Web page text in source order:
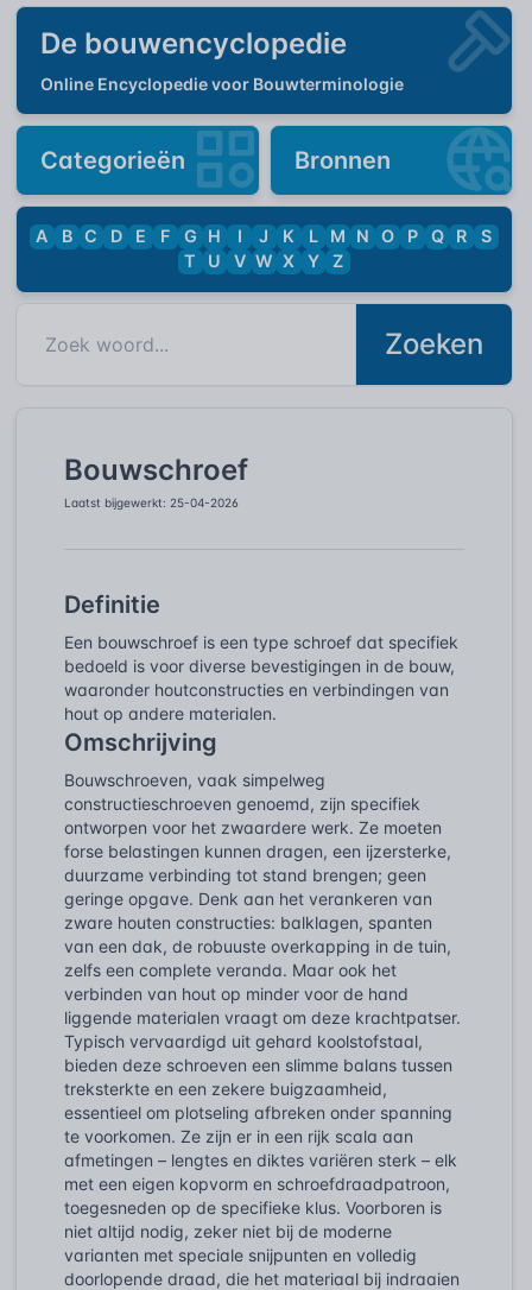
De bouwencyclopedie
Online Encyclopedie voor Bouwterminologie
Categorieën Bronnen
A B C D E F G H I J K L M N O P Q R
S
T
U V W X Y Z
Zoeken
Bouwschroef
Laatst bijgewerkt: 25-04-2026
Definitie
Een bouwschroef is een type schroef dat specifiek
bedoeld is voor diverse bevestigingen in de bouw,
waaronder houtconstructies en verbindingen van
hout op andere materialen.
Omschrijving
Bouwschroeven, vaak simpelweg
constructieschroeven genoemd, zijn specifiek
ontworpen voor het zwaardere werk. Ze moeten
forse belastingen kunnen dragen, een ijzersterke,
duurzame verbinding tot stand brengen; geen
geringe opgave. Denk aan het verankeren van
zware houten constructies: balklagen, spanten
van een dak, de robuuste overkapping in de tuin,
zelfs een complete veranda. Maar ook het
verbinden van hout op minder voor de hand
liggende materialen vraagt om deze krachtpatser.
Typisch vervaardigd uit gehard koolstofstaal,
bieden deze schroeven een slimme balans tussen
treksterkte en een zekere buigzaamheid,
essentieel om plotseling afbreken onder spanning
te voorkomen. Ze zijn er in een rijk scala aan
afmetingen – lengtes en diktes variëren sterk – elk
met een eigen kopvorm en schroefdraadpatroon,
toegesneden op de specifieke klus. Voorboren is
niet altijd nodig, zeker niet bij de moderne
varianten met speciale snijpunten en volledig
doorlopende draad, die het materiaal bij indraaien